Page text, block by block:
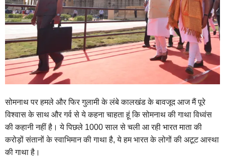
सोमनाथ पर हमले और फिर गुलामी के लंबे कालखंड के बावजूद आज मैं पूरे
विश्वास के साथ और गर्व से ये कहना चाहता हूं कि सोमनाथ की गाथा विध्वंस
की कहानी नहीं है। ये पिछले 1000 साल से चली आ रही भारत माता की
करोड़ों संतानों के स्वाभिमान की गाथा है, ये हम भारत के लोगों की अटूट आस्था
की गाथा है।